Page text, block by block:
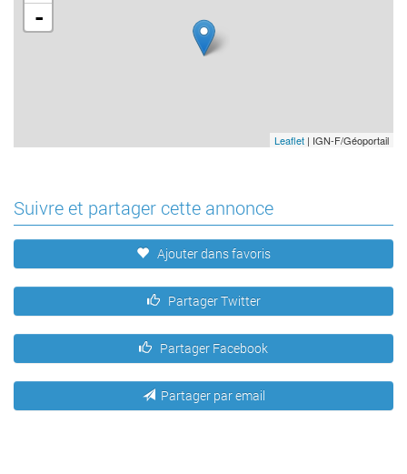
-
Leaflet | IGN-F/Géoportail
Suivre et partager cette annonce
Ajouter dans favoris
Partager Twitter
Partager Facebook
Partager par email